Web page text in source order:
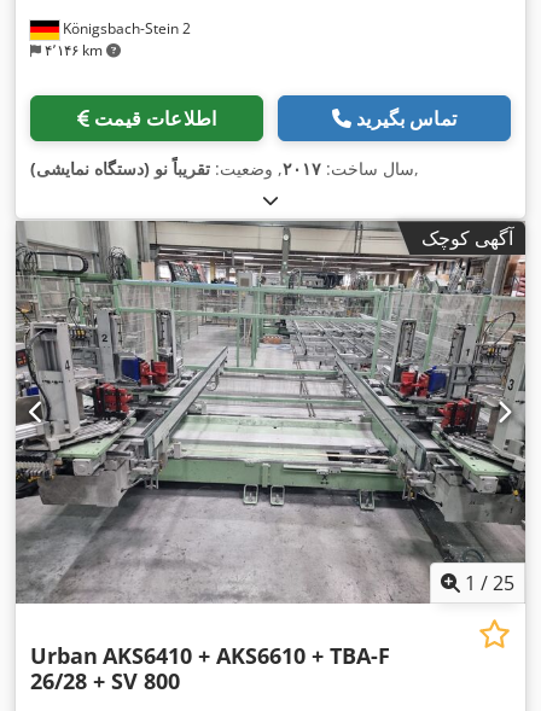
Königsbach-Stein 2
۴٬۱۴۶ km
اطلاعات قیمت تماس بگیرید
سال ساخت: ۲۰۱۷, وضعیت: تقریباً نو (دستگاه نمایشی) ,
آگهی کوچک
1 /25
Urban AKS6410 + AKS6610 + TBA-F
26/28 + SV 800